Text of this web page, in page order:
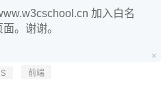
加入白名
。谢谢。
前端